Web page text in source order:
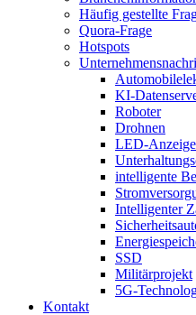
Häufig gestellte
Quora-Frage
Hotspots
KI-
Roboter
Drohnen
LED-Anzeige
intelligente
Intelligenter
SSD
Militärprojekt
5G-
Kontakt